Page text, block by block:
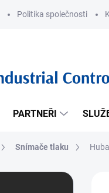
Politika společnosti
PARTNEŘI
Snímače tlaku